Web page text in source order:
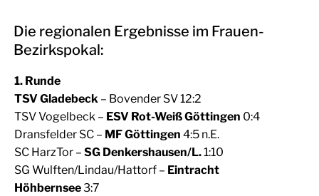
Die regionalen Ergebnisse im Frauen-
Bezirkspokal:
1. Runde
TSV Gladebeck – Bovender SV 12:2
TSV Vogelbeck – ESV Rot-Weiß Göttingen 0:4
Dransfelder SC – MF Göttingen 4:5 n.E.
SC HarzTor – SG Denkershausen/L.1:10
SG Wulften/Lindau/Hattorf – Eintracht
Höhbernsee3:7